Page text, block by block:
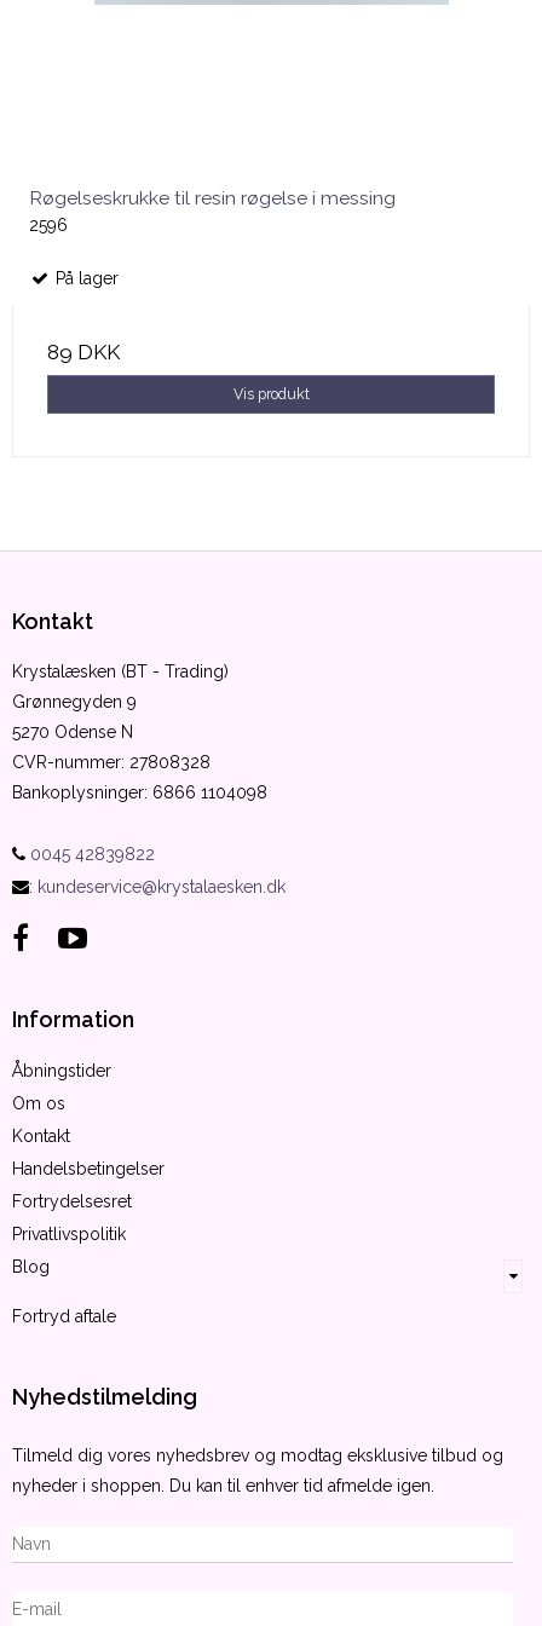
Røgelseskrukke til resin røgelse i messing
2596
På lager
89 DKK
Vis produkt
Kontakt
Krystalæsken (BT - Trading)
Grønnegyden 9
5270 Odense N
CVR-nummer: 27808328
Bankoplysninger: 6866 1104098
0045 42839822
: kundeservice@krystalaesken.dk
Information
Åbningstider
Om os
Kontakt
Handelsbetingelser
Fortrydelsesret
Privatlivspolitik
Blog
Fortryd aftale
Nyhedstilmelding
Tilmeld dig vores nyhedsbrev og modtag eksklusive tilbud og
nyheder i shoppen. Du kan til enhver tid afmelde igen.